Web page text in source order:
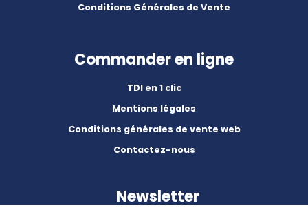
Conditions Générales de Vente
Commander en ligne
TDI en 1 clic
Mentions légales
Conditions générales de vente web
Contactez-nous
Newsletter